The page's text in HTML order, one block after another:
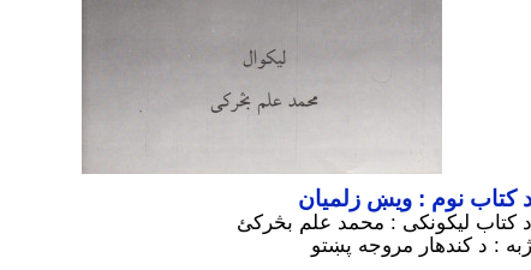
د کتاب نوم : ويښ زلمیان
د کتاب لیکونکی : محمد علم بڅرکئ
ژبه : د کندهار مروجه پښتو